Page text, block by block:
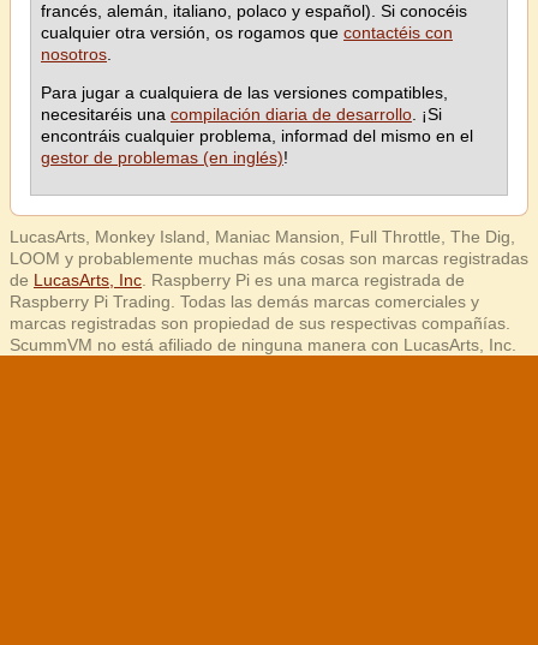
francés, alemán, italiano, polaco y español). Si conocéis
cualquier otra versión, os rogamos que contactéis con
nosotros
Para jugar a cualquiera de las versiones compatibles,
necesitaréis una compilación diaria de desarrollo . ¡Si
encontráis cualquier problema, informad del mismo en el
gestor de problemas (en inglés)!
LucasArts, Monkey Island, Maniac Mansion, Full Throttle, The Dig,
LOOM y probablemente muchas más cosas son marcas registradas
de LucasArts, Inc . Raspberry Pi es una marca registrada de
Raspberry Pi Trading. Todas las demás marcas comerciales y
marcas registradas son propiedad de sus respectivas compañías.
ScummVM no está afiliado de ninguna manera con LucasArts, Inc.